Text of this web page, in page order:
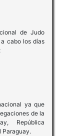
de Judo
cabo los días
ya que
de la
República
Paraguay.